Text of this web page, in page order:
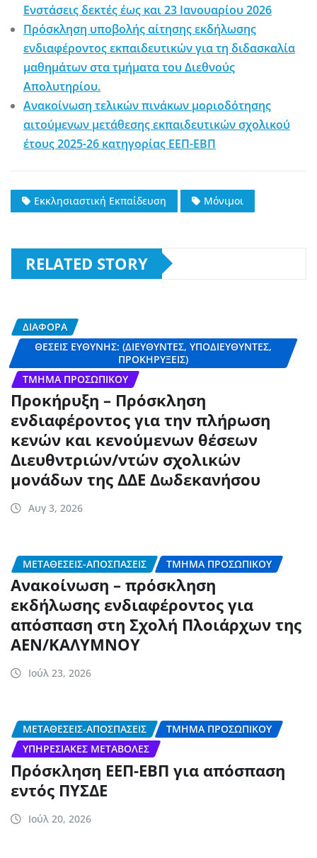
Ενστάσεις δεκτές έως και 23 Ιανουαρίου 2026
Πρόσκληση υποβολής αίτησης εκδήλωσης
ενδιαφέροντος εκπαιδευτικών για τη διδασκαλία
μαθημάτων στα τμήματα του Διεθνούς
Απολυτηρίου.
Ανακοίνωση τελικών πινάκων μοριοδότησης
αιτούμενων μετάθεσης εκπαιδευτικών σχολικού
έτους 2025-26 κατηγορίας ΕΕΠ-ΕΒΠ
Εκκλησιαστική Εκπαίδευση Μόνιμοι
RELATED STORY
ΔΙΆΦΟΡΑ
ΘΈΣΕΙΣ ΕΥΘΎΝΗΣ: (ΔΙΕΥΘΥΝΤΈΣ, ΥΠΟΔΙΕΥΘΥΝΤΈΣ,
ΠΡΟΚΗΡΎΞΕΙΣ)
ΤΜΉΜΑ ΠΡΟΣΩΠΙΚΟΎ
Προκήρυξη – Πρόσκληση
ενδιαφέροντος για την πλήρωση
κενών και κενούμενων θέσεων
Διευθντριών/ντών σχολικών
μονάδων της ΔΔΕ Δωδεκανήσου
Αυγ 3, 2026
ΜΕΤΑΘΈΣΕΙΣ-ΑΠΟΣΠΆΣΕΙΣ ΤΜΉΜΑ ΠΡΟΣΩΠΙΚΟΎ
Ανακοίνωση – πρόσκληση
εκδήλωσης ενδιαφέροντος για
απόσπαση στη Σχολή Πλοιάρχων της
ΑΕΝ/ΚΑΛΥΜΝΟΥ
Ιούλ 23, 2026
ΜΕΤΑΘΈΣΕΙΣ-ΑΠΟΣΠΆΣΕΙΣ
ΤΜΉΜΑ ΠΡΟΣΩΠΙΚΟΎ
ΥΠΗΡΕΣΙΑΚΈΣ ΜΕΤΑΒΟΛΈΣ
Πρόσκληση ΕΕΠ-ΕΒΠ για απόσπαση
εντός ΠΥΣΔΕ
Ιούλ 20, 2026